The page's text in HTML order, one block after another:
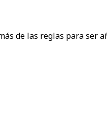
de las reglas para ser